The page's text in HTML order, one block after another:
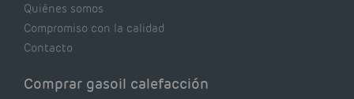
Quiénes somos
Compromiso con la calidad
Contacto
Comprar gasoil calefacción